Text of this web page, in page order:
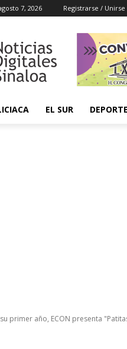
7, 2026 Registrarse / Unirse
EL SUR
su primer año, ECON presenta